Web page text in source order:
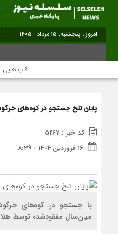
امروز : پنجشنبه, ۱۵ مرداد , ۱۴۰۵
قاب هایی
پایان تلخ جستجو در کوه‌های
کد خبر : 5267
۱۶ فروردین ۱۴۰۴ - ۱۸:۳۹
با جستجو در کوه‌های
میان‌سال مفقودشده توسط